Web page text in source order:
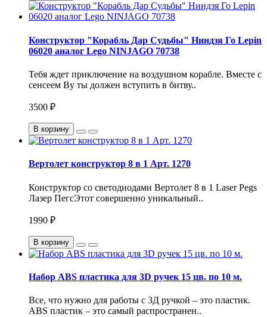
Конструктор "Корабль Дар Судьбы" Ниндзя Го Lepin
06020 аналог Lego NINJAGO 70738
Тебя ждет приключение на воздушном корабле. Вместе с
сенсеем Ву ты должен вступить в битву..
3500 ₽
В корзину
Вертолет конструктор 8 в 1 Арт. 1270
Конструктор со светодиодами Вертолет 8 в 1 Laser Pegs
Лазер ПегсЭтот совершенно уникальный..
1990 ₽
В корзину
Набор ABS пластика для 3D ручек 15 цв. по 10 м.
Все, что нужно для работы с 3Д ручкой – это пластик.
ABS пластик – это самый распространен..